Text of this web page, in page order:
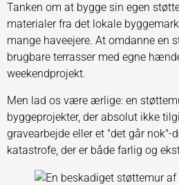
Tanken om at bygge sin egen
materialer fra det lokale
mange haveejere. At omdanne en
brugbare terrasser med egne
weekendprojekt.
Men lad os være ærlige: en
byggeprojekter, der absolut ikke
gravearbejde eller et "det går nok"-
katastrofe, der er både farlig og